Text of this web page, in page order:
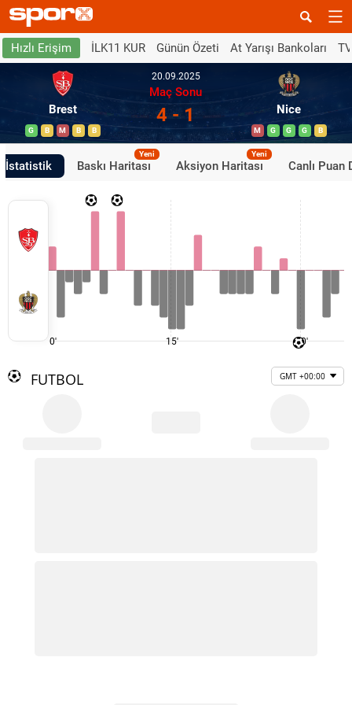
Hızlı Erişim İLK11 KUR Günün Özeti At Yarışı Bankoları
Brest
G B M B B
20.09.2025
Maç Sonu
4 - 1 Nice
M G G G B
İstatistik Baskı Haritası
Yeni
Aksiyon Haritası
Yeni
Canlı Puan
0' 15' 30'
FUTBOL GMT +00:00